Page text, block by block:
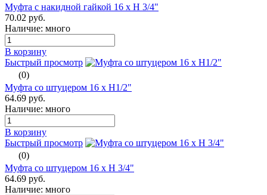
Муфта с накидной гайкой 16 х Н 3/4"
70.02 руб.
Наличие: много
В корзину
Быстрый просмотр
(0)
Муфта со штуцером 16 х Н1/2"
64.69 руб.
Наличие: много
В корзину
Быстрый просмотр
(0)
Муфта со штуцером 16 х Н 3/4"
64.69 руб.
Наличие: много